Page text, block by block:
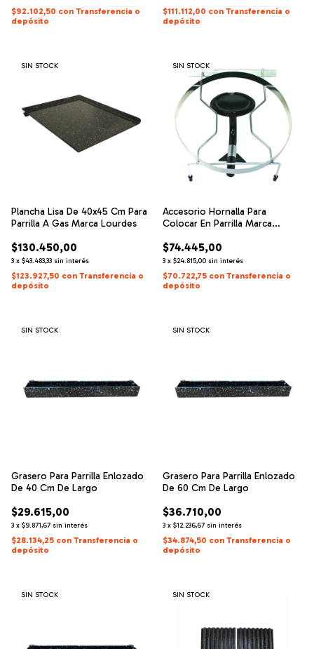
$92.102,50 con Transferencia o
depósito
$111.112,00 con Transferencia o
depósito
SIN STOCK
Plancha Lisa De 40x45 Cm Para
Parrilla A Gas Marca Lourdes
$130.450,00
3 x $43.483,33 sin interés
$123.927,50 con Transferencia o
depósito
SIN STOCK
Accesorio Hornalla Para
Colocar En Parrilla Marca
$74.445,00
3 x $24.815,00 sin interés
$70.722,75 con Transferencia o
depósito
SIN STOCK
Grasero Para Parrilla Enlozado
De 40 Cm De Largo
$29.615,00
3 x $9.871,67 sin interés
$28.134,25 con Transferencia o
depósito
SIN STOCK
Grasero Para Parrilla Enlozado
De 60 Cm De Largo
$36.710,00
3 x $12.236,67 sin interés
$34.874,50 con Transferencia o
depósito
SIN STOCK SIN STOCK